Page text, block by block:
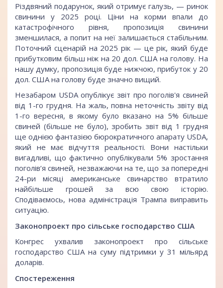
Різдвяний подарунок, який отримує галузь, — ринок
свинини у 2025 році. Ціни на корми впали до
катастрофічного рівня, пропозиція свинини
зменшилася, а попит на неї залишається стабільним.
Поточний сценарій на 2025 рік — це рік, який буде
прибутковим більш ніж на 20 дол. США на голову. На
нашу думку, пропозиція буде нижчою, прибуток у 20
дол. США на голову буде значно вищий.
Незабаром USDA опублікує звіт про поголів'я свиней
від 1-го грудня. На жаль, повна неточність звіту від
1-го вересня, в якому було вказано на 5% більше
свиней (більше не було), зробить звіт від 1 грудня
ще однією фантазією бюрократичного апарату USDA,
який не має відчуття реальності. Вони настільки
вигадливі, що фактично опублікували 5% зростання
поголів’я свиней, незважаючи на те, що за попередні
24-ри місяці американське свинарство втратило
найбільше грошей за всю свою історію.
Сподіваємось, нова адміністрація Трампа виправить
ситуацію.
Законопроект про сільське господарство США
Конгрес ухвалив законопроект про сільське
господарство США на суму підтримки у 31 мільярд
доларів.
Спостереження